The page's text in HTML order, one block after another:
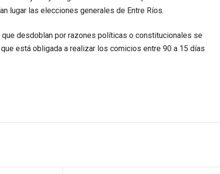
lugar las elecciones generales de Entre Ríos.
desdoblan por razones políticas o constitucionales se
está obligada a realizar los comicios entre 90 a 15 días